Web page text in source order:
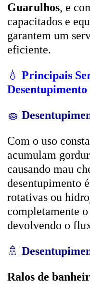
Guarulhos, e
capacitados e
garantem um
eficiente.
💧 Principais
Desentupimento
🧽
Com o uso
acumulam
causando mau
desentupimento
rotativas ou
completamente
devolvendo o
🚿
Ralos de